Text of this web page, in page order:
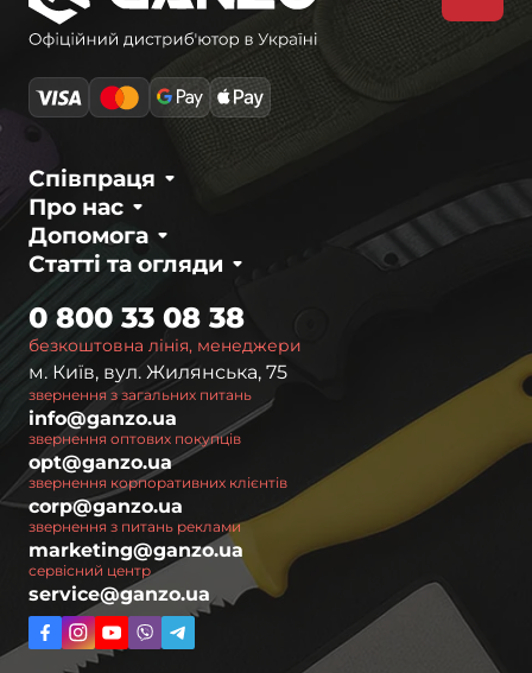
Про нас
Співпраця
Статті та огляди
Допомога
безкоштовна лінія, менеджери
0 800 33 08 38
м. Київ, вул. Жилянська, 75
звернення з загальних питань
info@ganzo.ua
звернення оптових покупців
opt@ganzo.ua
звернення корпоративних клієнтів
corp@ganzo.ua
звернення з питань реклами
marketing@ganzo.ua
сервісний центр
service@ganzo.ua